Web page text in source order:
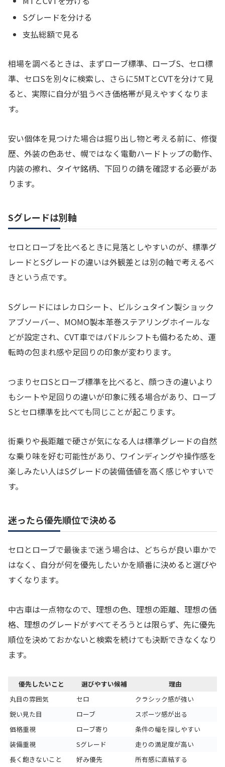
Sグレードを分ける
支払総額で見る
相場を調べるときは、まずローブ標準、ローブS、セロ標
準、セロSを別々に検索し、さらに5MTとCVTを分けて見
ると、実際に自分が狙うべき価格帯が見えやすくなりま
す。
安い個体を見つけた場合は掘り出し物と考える前に、修復
歴、外装の色あせ、幌ではなく電動ハードトップの動作、
内装の擦れ、タイヤ銘柄、下回りの錆を確認する必要があ
ります。
Sグレードは別軸
セロとローブを比べるときに見落としやすいのが、標準グ
レードとSグレードの違いは外観差とは別の軸で考えるべ
きという点です。
Sグレードにはレカロシート、ビルシュタイン製ショック
アブソーバー、MOMO製本革巻ステアリングホイールな
どが設定され、CVT車ではパドルシフトも備わるため、運
転時の包まれ感や足回りの印象が変わります。
つまりセロSとローブ標準を比べると、顔つきの違いより
もシートや足回りの違いが印象に残る場合があり、ローブ
Sとセロ標準を比べても同じことが起こります。
街乗りや長距離で硬さが気になる人は標準グレードの自然
な乗り味を好む可能性があり、ワインディングや操作感を
楽しみたい人はSグレードの装備価値を高く感じやすいで
す。
迷ったら優先順位で決める
セロとローブで最後まで迷う場合は、どちらが良い車かで
はなく、自分が何を優先したいかを順番に決めると選びや
すくなります。
中古車は一点物なので、理想の色、理想の距離、理想の価
格、理想のグレードがすべてそろうとは限らず、先に優先
順位を決めておかないと検索を続けても決断できなくなり
ます。
優先したいこと 選びやすい候補
理由
丸目の雰囲気
セロ
クラシック感が強い
鋭い見た目
ローブ
スポーツ感が出る
価格重視
ローブ寄り
条件の幅を探しやすい
装備重視
Sグレード
走りの満足度が高い
長く飽きないこと
好み優先 所有感に直結する